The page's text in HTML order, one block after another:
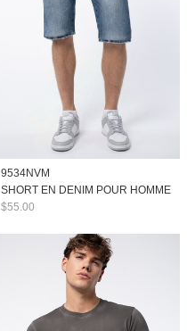
9534NVM
SHORT EN DENIM POUR HOMME
$55.00